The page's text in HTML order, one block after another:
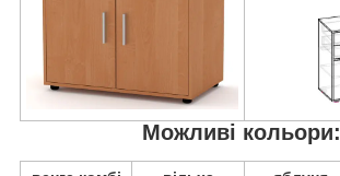
Можливі кольори: